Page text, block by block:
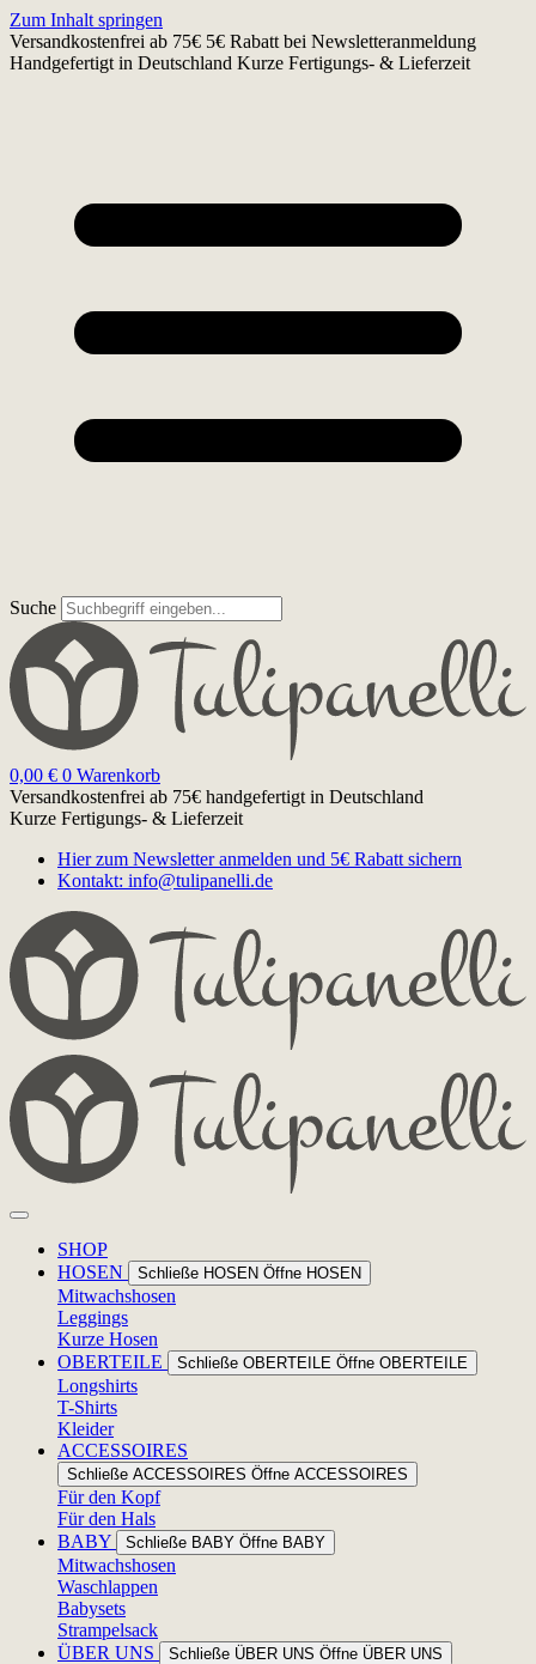
Zum Inhalt springen
Versandkostenfrei ab 75€ 5€ Rabatt bei Newsletteranmeldung
Handgefertigt in Deutschland Kurze Fertigungs- & Lieferzeit
Suche
0,00 € 0 Warenkorb
Versandkostenfrei ab 75€ handgefertigt in Deutschland
Kurze Fertigungs- & Lieferzeit
Hier zum Newsletter anmelden und 5€ Rabatt sichern
Kontakt: info@tulipanelli.de
SHOP
HOSEN
Schließe HOSEN Öffne HOSEN
Mitwachshosen
Leggings
Kurze Hosen
OBERTEILE
Schließe OBERTEILE Öffne OBERTEILE
Longshirts
T-Shirts
Kleider
ACCESSOIRES
Schließe ACCESSOIRES Öffne ACCESSOIRES
Für den Kopf
Für den Hals
BABY
Schließe BABY Öffne BABY
Mitwachshosen
Waschlappen
Babysets
Strampelsack
ÜBER UNS
Schließe ÜBER UNS Öffne ÜBER UNS